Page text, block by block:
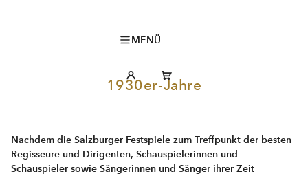
MENÜ
1930er-Jahre
Nachdem die Salzburger Festspiele zum Treffpunkt der besten
Regisseure und Dirigenten, Schauspielerinnen und
Schauspieler sowie Sängerinnen und Sänger ihrer Zeit